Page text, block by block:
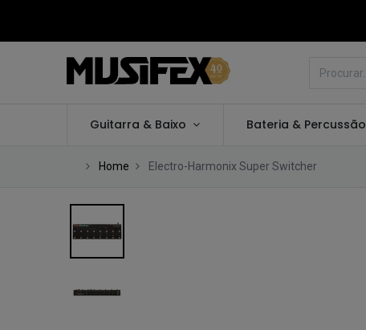
Guitarra & Baixo Bateria & Percussão
Home Electro-Harmonix Super Switcher